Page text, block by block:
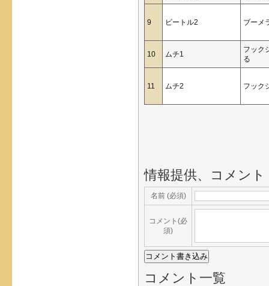
9 ビートル2 ブーメ
10 ムチ1
フック
る
11 ムチ2 フック
情報提供、コメント
名前 (必須)
コメント(必
須)
コメント一覧